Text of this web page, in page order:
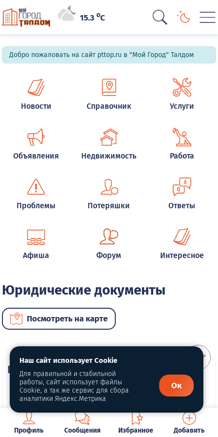
15.3oC
Добро пожаловать на сайт pttop.ru в "Мой Город" Талдом
Новости Справочник Услуги
Объявления Недвижимость Работа
Проблемы Потеряшки Ответы
Афиша Форум Интересное
Юридические документы
Посмотреть на карте
ВИП услуги
Профиль Сообщения Избранное Добавить
Наш сайт использует Cookie
Для правильной и стабильной
работы, сайт использует файлы
Cookie, а так же сервис для сбора
аналитики Яндекс.Метрика
Ок